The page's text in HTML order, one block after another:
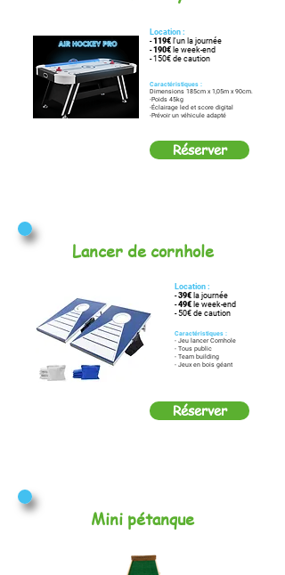
Location :
-119€ l'un la journée
-190€ le week-end
- 150€ de caution
Caractéristiques :
Dimensions 185cm x 1,05m x 90cm.
-Poids 45kg
-Éclairage led et score digital
-Prévoir un véhicule adapté
Réserver
Lancer de cornhole
Location :
-39€ la journée
-49€ le week-end
- 50€ de caution
Caractéristiques :
- Jeu lancer Cornhole
- Tous public
- Team building
- Jeux en bois géant
Réserver
Mini pétanque